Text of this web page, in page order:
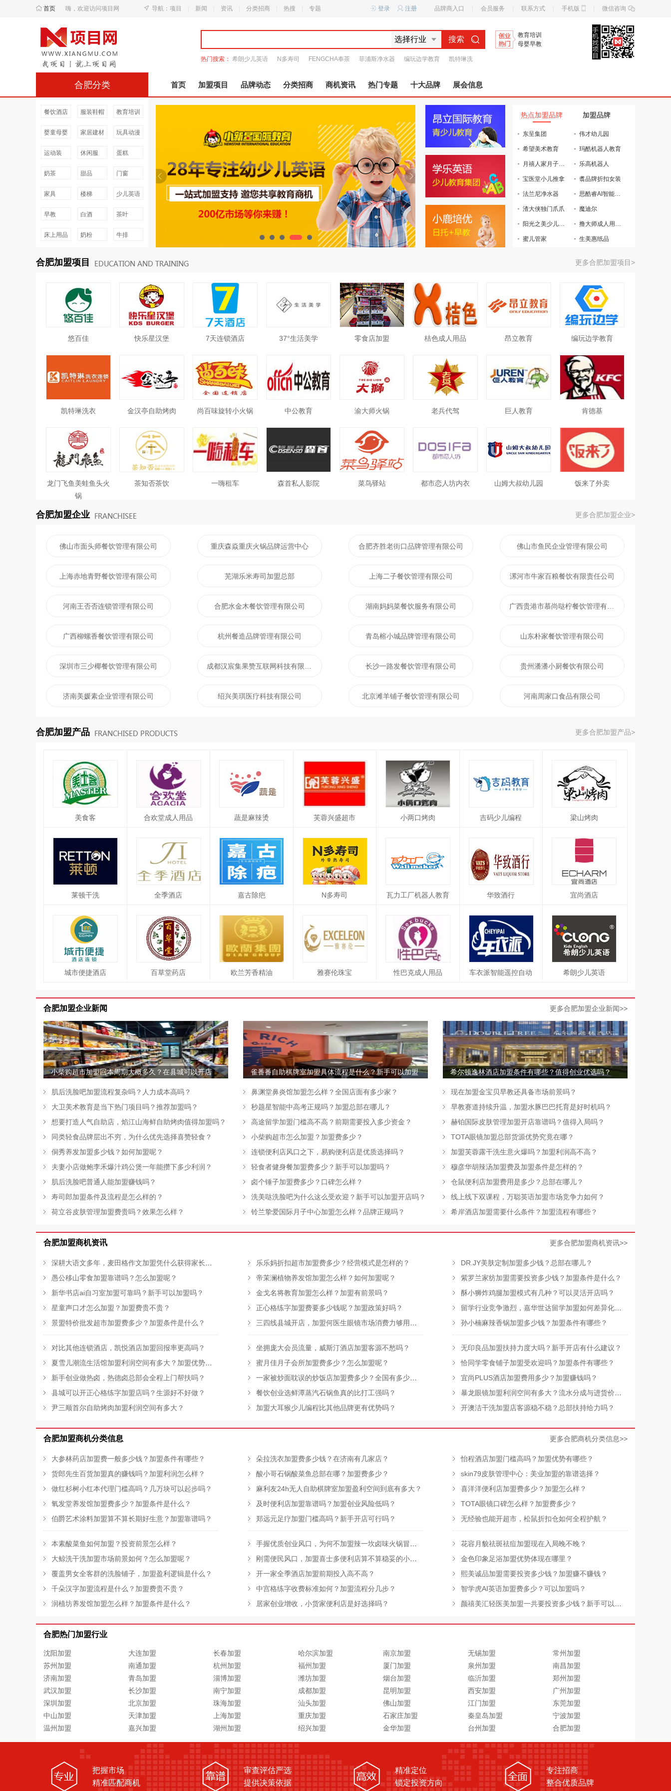
首页 嗨，欢迎访问项目网 导航： 项目 新闻 资讯 分类招商 热搜 专题 登录 注册 品牌商入口 会员服务 联系方式 手机版 微信咨询
选择行业 搜索
教育培训
母婴早教
热门搜索： 希朗少儿英语 N多寿司 FENGCHA奉茶 菲浦斯净水器 编玩边学教育
凯特琳洗
合肥分类 首页 加盟项目 品牌动态 分类招商 商机资讯 热门专题 十大品牌 展会信息
餐饮酒店 服装鞋帽 教育培训
婴童母婴 家居建材 玩具动漫
运动装 休闲服 蛋糕
奶茶 甜品 门窗
家具 楼梯 少儿英语
早教 白酒 茶叶
床上用品 奶粉 牛排
热点加盟品牌 加盟品牌
东呈集团 伟才幼儿园
希望美术教育 玛酷机器人教育
月禧人家月子会所 乐高机器人
宝医堂小儿推拿 翥品牌折扣女装
法兰尼净水器 思酷睿AI智能自习室
渣大侠独门爪爪 魔迪尔
阳光之美少儿美术 撸大师成人用品自助售货机
蜜儿管家 生美惠纸品
合肥加盟项目 更多合肥加盟项目>
悠百佳 快乐星汉堡 7天连锁酒店 37°生活美学 零食店加盟 桔色成人用品 昂立教育 编玩边学教育
凯特琳洗衣 金汉亭自助烤肉 尚百味旋转小火锅 中公教育 渝大师火锅 老兵代驾 巨人教育 肯德基
龙门飞鱼美蛙鱼头火
锅
茶知否茶饮 一嗨租车 森首私人影院 菜鸟驿站 都市恋人坊内衣 山姆大叔幼儿园 饭来了外卖
合肥加盟企业 更多合肥加盟企业>
佛山市面头师餐饮管理有限公司 重庆森焱重庆火锅品牌运营中心 合肥齐胜老街口品牌管理有限公司 佛山市鱼民企业管理有限公司
上海赤地青野餐饮管理有限公司 芜湖乐米寿司加盟总部 上海二子餐饮管理有限公司 漯河市牛家百粮餐饮有限责任公司
河南王否否连锁管理有限公司 合肥水金木餐饮管理有限公司 湖南妈妈菜餐饮服务有限公司
广西柳螺香餐饮管理有限公司 杭州餐造品牌管理有限公司 青岛榕小城品牌管理有限公司 山东朴家餐饮管理有限公司
深圳市三少椰餐饮管理有限公司 长沙一路发餐饮管理有限公司 贵州潘潘小厨餐饮有限公司
济南美媛素企业管理有限公司 绍兴美琪医疗科技有限公司 北京滩羊铺子餐饮管理有限公司 河南周家口食品有限公司
合肥加盟产品 更多合肥加盟产品>
美食客 合欢堂成人用品 蔬是麻辣烫 芙蓉兴盛超市 小两口烤肉 吉码少儿编程 梁山烤肉
莱顿干洗 全季酒店 嘉古除疤 N多寿司 瓦力工厂机器人教育 华致酒行 宜尚酒店
城市便捷酒店 百草堂药店 欧兰芳香精油 雅赛伦珠宝 性巴克成人用品
车衣派智能遥控自动
希朗少儿英语
菲浦斯净水器 同仁堂药店 瑞菁瘦丽人减肥
合肥加盟企业新闻 更多合肥加盟企业新闻>>
小柴购超市加盟回本周期大概多久？在县城可以开店
肌后洗脸吧加盟流程复杂吗？人力成本高吗？
大卫美术教育是当下热门项目吗？推荐加盟吗？
想要打造人气自助店，焰江山海鲜自助烤肉值得加盟吗？
同类轻食品牌层出不穷，为什么优先选择喜赞轻食？
侗秀养发加盟多少钱？如何加盟呢？
夫妻小店做鲍李禾爆汁鸡公煲一年能攒下多少利润？
肌后洗脸吧普通人能加盟赚钱吗？
寿司郎加盟条件及流程是怎么样的？
荷立谷皮肤管理加盟费贵吗？效果怎么样？
雀番番自助棋牌室加盟具体流程是什么？新手可以加盟
鼻渊堂鼻炎馆加盟怎么样？全国店面有多少家？
秒题星智能中高考正规吗？加盟总部在哪儿？
高途留学加盟门槛高不高？前期需要投入多少资金？
小柴购超市怎么加盟？加盟费多少？
连锁便利店风口之下，易购便利店是优质选择吗？
轻食者健身餐加盟费多少？新手可以加盟吗？
卤个锤子加盟费多少？口碑怎么样？
洗美哒洗脸吧为什么这么受欢迎？新手可以加盟开店吗？
铃兰挚爱国际月子中心加盟怎么样？品牌正规吗？
希尔顿逸林酒店加盟条件有哪些？值得创业优选吗？
现在加盟金宝贝早教还具备市场前景吗？
早教赛道持续升温，加盟水豚巴巴托育是好时机吗？
赫铂国际皮肤管理加盟开店靠谱吗？值得入局吗？
TOTA眼镜加盟总部货源优势究竟在哪？
加盟芙蓉露干洗生意火爆吗？加盟利润高不高？
​穆彦华胡辣汤加盟费及加盟条件是怎样的？
仓鼠便利店加盟费用是多少？总部在哪儿？
线上线下双课程，万聪英语加盟市场竞争力如何？
希岸酒店加盟需要什么条件？加盟流程有哪些？
合肥加盟商机资讯 更多合肥加盟商机资讯>>
深耕大语文多年，麦田格作文加盟凭什么获得家长认可？
愚公移山零食加盟靠谱吗？怎么加盟呢？
新华书店ai自习室加盟可靠吗？新手可以加盟吗？
星童声口才怎么加盟？加盟费贵不贵？
景盟特价批发超市加盟费多少？加盟条件是什么？
对比其他连锁酒店，凯悦酒店加盟回报率更高吗？
夏雪儿潮流生活馆加盟利润空间有多大？加盟优势有哪些？
新手创业做热卤，热德卤总部会全程上门帮扶吗？
县城可以开正心格练字加盟店吗？生源好不好做？
尹三顺首尔自助烤肉加盟利润空间有多大？
乐乐妈折扣超市加盟费多少？经营模式是怎样的？
帝茉澜植物养发馆加盟怎么样？如何加盟呢？
金戈名将教育加盟怎么样？加盟有前景吗？
正心格练字加盟费要多少钱呢？加盟政策好吗？
三四线县城开店，加盟何医生眼镜市场消费力够用吗？
坐拥庞大会员流量，威斯汀酒店加盟客源不愁吗？
蜜月佳月子会所加盟费多少？怎么加盟呢？
一家被炒面耽误的炒饭店加盟费多少？全国有多少家店？
餐饮创业选鲜潭蒸汽石锅鱼真的比打工强吗？
加盟大耳猴少儿编程比其他品牌更有优势吗？
DR.JY美肤定制加盟多少钱？总部在哪儿？
紫罗兰家纺加盟需要投资多少钱？加盟条件是什么？
酥小狮炸鸡腿加盟模式有几种？可以灵活开店吗？
留学行业竞争激烈，嘉华世达留学加盟如何差异化突围？
孙小楠麻辣香锅加盟多少钱？加盟条件有哪些？
无印良品加盟扶持力度大吗？新手开店有什么建议？
恰同学零食铺子加盟受欢迎吗？加盟条件有哪些？
宜尚PLUS酒店加盟费用多少？加盟赚钱吗？
暴龙眼镜加盟利润空间有多大？流水分成与进货价公开吗？
开澳洁干洗加盟店客源稳不稳？总部扶持给力吗？
合肥加盟商机分类信息 更多合肥商机分类信息>>
大参林药店加盟费一般多少钱？加盟条件有哪些？
货郎先生百货加盟真的赚钱吗？加盟利润怎么样？
做红杉树小红本代理门槛高吗？几万块可以起步吗？
氧发堂养发馆加盟费多少？加盟条件是什么？
伯爵艺术涂料加盟算不算长期好生意？加盟靠谱吗？
本素酸菜鱼如何加盟？投资前景怎么样？
大鲸洗干洗加盟市场前景如何？怎么加盟呢？
覆盖男女全客群的洗脸铺子，加盟盈利逻辑是什么？
千朵汉字加盟流程是什么？加盟费贵不贵？
润植坊养发馆加盟怎么样？加盟条件是什么？
朵拉洗衣加盟费多少钱？在济南有几家店？
酸小哥石锅酸菜鱼总部在哪？加盟费多少？
麻利友24h无人自助棋牌室加盟盈利空间到底有多大？
及时便利店加盟靠谱吗？加盟创业风险低吗？
郑远元足疗加盟门槛高吗？新手开店可行吗？
手握优质创业风口，为何不加盟辣一坎卤味火锅冒菜？
刚需便民风口，加盟喜士多便利店算不算稳妥的小本创业？
开一家全季酒店加盟前期投入高不高？
中宫格练字收费标准如何？加盟流程分几步？
居家创业增收，小货家便利店是好选择吗？
怡程酒店加盟门槛高吗？加盟优势有哪些？
skin79皮肤管理中心：美业加盟的靠谱选择？
喜洋洋便利店加盟费多少？加盟怎么样？
TOTA眼镜口碑怎么样？加盟费多少？
无经验也能开超市，松鼠折扣仓如何全程护航？
花容月貌祛斑祛痘加盟现在入局晚不晚？
金色印象足浴加盟优势体现在哪里？
熙美诚品加盟需要投资多少钱？加盟赚不赚钱？
智学虎AI英语加盟费多少？可以加盟吗？
颜禧美汇轻医美加盟一共要投资多少钱？新手可以加盟吗？
合肥热门加盟行业
沈阳加盟 大连加盟 长春加盟 哈尔滨加盟 南京加盟 无锡加盟
常州加盟
苏州加盟
南通加盟 杭州加盟 福州加盟 厦门加盟 泉州加盟
南昌加盟
济南加盟
青岛加盟 淄博加盟 潍坊加盟 烟台加盟 临沂加盟
郑州加盟
武汉加盟
长沙加盟 南宁加盟 成都加盟 昆明加盟 西安加盟
广州加盟
深圳加盟
北京加盟 珠海加盟 汕头加盟 佛山加盟 江门加盟
东莞加盟
中山加盟
天津加盟 上海加盟 重庆加盟 石家庄加盟 秦皇岛加盟
宁波加盟
温州加盟
嘉兴加盟 湖州加盟 绍兴加盟 金华加盟 台州加盟 合肥加盟
把握市场
精准匹配商机
审查评估严选
提供决策依据
精准定位
锁定投资方向
专注招商
整合优质品牌